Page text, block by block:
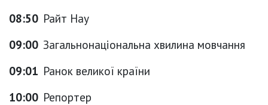
08:50 Райт Нау
09:00 Загальнонаціональна хвилина мовчання
09:01 Ранок великої країни
10:00 Репортер